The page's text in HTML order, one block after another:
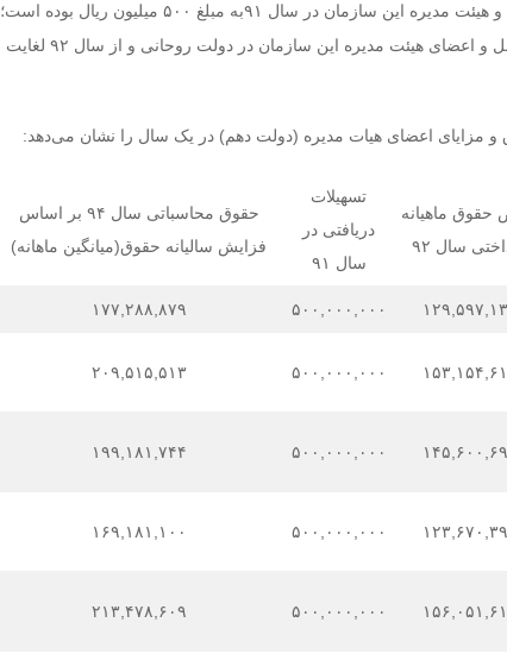
است که تسهیلات دریافتی مدیر عامل و هیئت مدیره این سازمان در سال ۹۱به مبلغ ۵۰۰ میلیون ریال بوده است؛
در حالی که تسهیلات دریافتی مدیرعامل و اعضای هیئت مدیره این سازمان در دولت روحانی و از سال ۹۲ لغایت
و مزایای اعضای هیات مدیره (دولت دهم) در یک سال را نشان می‌دهد:
حقوق ماهیانه
سال ۹۲
تسهیلات
دریافتی در
سال ۹۱
حقوق محاسباتی سال ۹۴ بر اساس
فزایش سالیانه حقوق(میانگین ماهانه)
۵۰۰,۰۰۰,۰۰۰ ۱۷۷,۲۸۸,۸۷۹
۵۰۰,۰۰۰,۰۰۰ ۲۰۹,۵۱۵,۵۱۳
۵۰۰,۰۰۰,۰۰۰ ۱۹۹,۱۸۱,۷۴۴
۵۰۰,۰۰۰,۰۰۰ ۱۶۹,۱۸۱,۱۰۰
۵۰۰,۰۰۰,۰۰۰ ۲۱۳,۴۷۸,۶۰۹